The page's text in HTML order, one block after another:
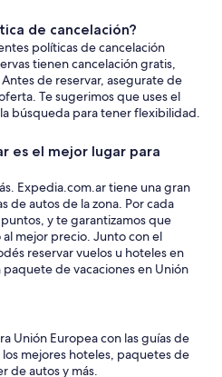
de cancelación?
políticas de cancelación
tienen cancelación gratis,
de reservar, asegurate de
Te sugerimos que uses el
búsqueda para tener flexibilidad.
es el mejor lugar para
Expedia.com.ar tiene una gran
de autos de la zona. Por cada
y te garantizamos que
mejor precio. Junto con el
reservar vuelos u hoteles en
de vacaciones en Unión
Unión Europea con las guías de
mejores hoteles, paquetes de
de autos y más.